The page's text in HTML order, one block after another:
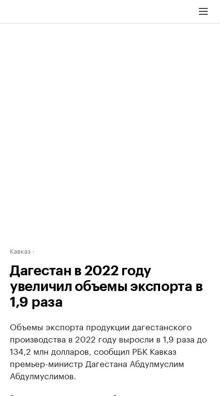
Кавказ
Дагестан в 2022 году
увеличил объемы экспорта в
1,9 раза
Объемы экспорта продукции дагестанского
производства в 2022 году выросли в 1,9 раза до
134,2 млн долларов, сообщил РБК Кавказ
премьер-министр Дагестана Абдулмуслим
Абдулмуслимов.